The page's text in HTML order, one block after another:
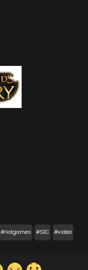
#riotgames #SEC #videó